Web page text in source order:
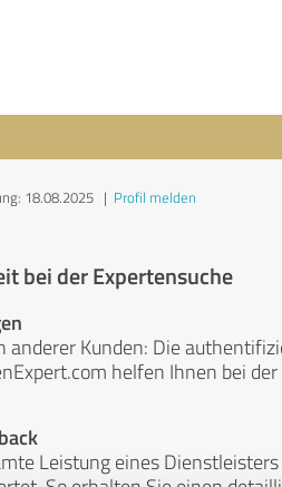
18.08.2025 | Profil melden
bei der Expertensuche
anderer Kunden: Die
helfen Ihnen bei
Leistung eines